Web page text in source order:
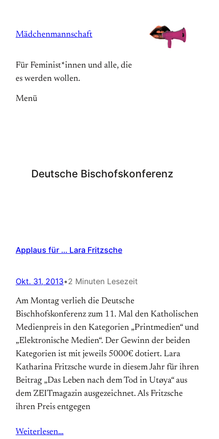
springen
Mädchenmannschaft
Für Feminist*innen und alle, die
es werden wollen.
Menü
Deutsche Bischofskonferenz
Applaus für … Lara Fritzsche
Okt. 31, 2013•2 Minuten Lesezeit
Am Montag verlieh die Deutsche
Bischhofskonferenz zum 11. Mal den Katholischen
Medienpreis in den Kategorien „Printmedien“ und
„Elektronische Medien“. Der Gewinn der beiden
Kategorien ist mit jeweils 5000€ dotiert. Lara
Katharina Fritzsche wurde in diesem Jahr für ihren
Beitrag „Das Leben nach dem Tod in Utøya“ aus
dem ZEITmagazin ausgezeichnet. Als Fritzsche
ihren Preis entgegen
Weiterlesen…